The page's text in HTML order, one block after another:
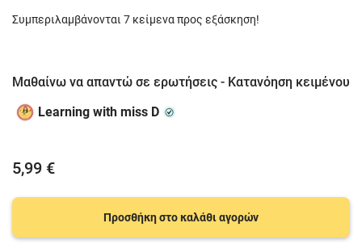
Συμπεριλαμβάνονται 7 κείμενα προς εξάσκηση!
Μαθαίνω να απαντώ σε ερωτήσεις - Κατανόηση κειμένου
Learning with miss D
5,99 €
Προσθήκη στο καλάθι αγορών